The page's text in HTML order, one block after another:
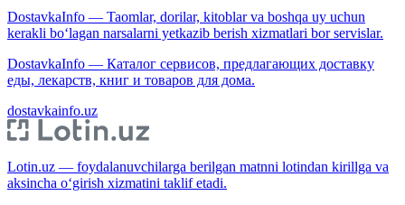
DostavkaInfo — Taomlar, dorilar, kitoblar va boshqa uy uchun
kerakli bo‘lagan narsalarni yetkazib berish xizmatlari bor servislar.
DostavkaInfo — Каталог сервисов, предлагающих доставку
еды, лекарств, книг и товаров для дома.
dostavkainfo.uz
Lotin.uz — foydalanuvchilarga berilgan matnni lotindan kirillga va
aksincha o‘girish xizmatini taklif etadi.